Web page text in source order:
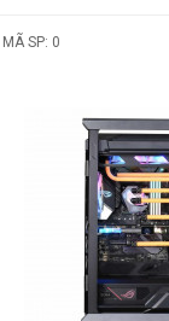
MÃ SP: 0